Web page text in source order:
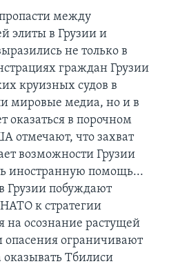
между
элиты в Грузии и
не только в
граждан Грузии
круизных судов в
мировые медиа, но и в
оказаться в порочном
отмечают, что захват
возможности Грузии
иностранную помощь...
Грузии побуждают
к стратегии
на осознание растущей
опасения ограничивают
оказывать Тбилиси